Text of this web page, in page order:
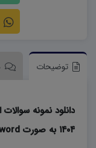
توضیحات
دانلود نمونه
۱۴۰۴ به صورت word؛